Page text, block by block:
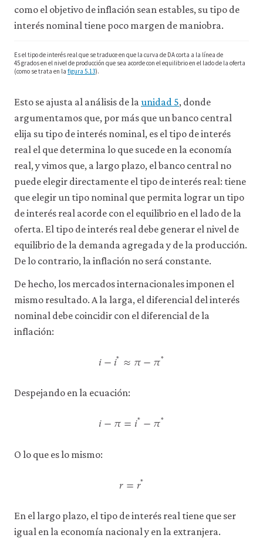
como el objetivo de inflación sean estables, su tipo de
interés nominal tiene poco margen de maniobra.
Es el tipo de interés real que se traduce en que la curva de DA corta a la línea de
45 grados en el nivel de producción que sea acorde con el equilibrio en el lado de la oferta
(como se trata en la figura 5.13).
Esto se ajusta al análisis de la unidad 5, donde
argumentamos que, por más que un banco central
elija su tipo de interés nominal, es el tipo de interés
real el que determina lo que sucede en la economía
real, y vimos que, a largo plazo, el banco central no
puede elegir directamente el tipo de interés real: tiene
que elegir un tipo nominal que permita lograr un tipo
de interés real acorde con el equilibrio en el lado de la
oferta. El tipo de interés real debe generar el nivel de
equilibrio de la demanda agregada y de la producción.
De lo contrario, la inflación no será constante.
De hecho, los mercados internacionales imponen el
mismo resultado. A la larga, el diferencial del interés
nominal debe coincidir con el diferencial de la
inflación:
𝑖−𝑖*≈𝜋−𝜋*
Despejando en la ecuación:
𝑖−𝜋=𝑖*−𝜋*
O lo que es lo mismo:
𝑟=𝑟*
En el largo plazo, el tipo de interés real tiene que ser
igual en la economía nacional y en la extranjera.